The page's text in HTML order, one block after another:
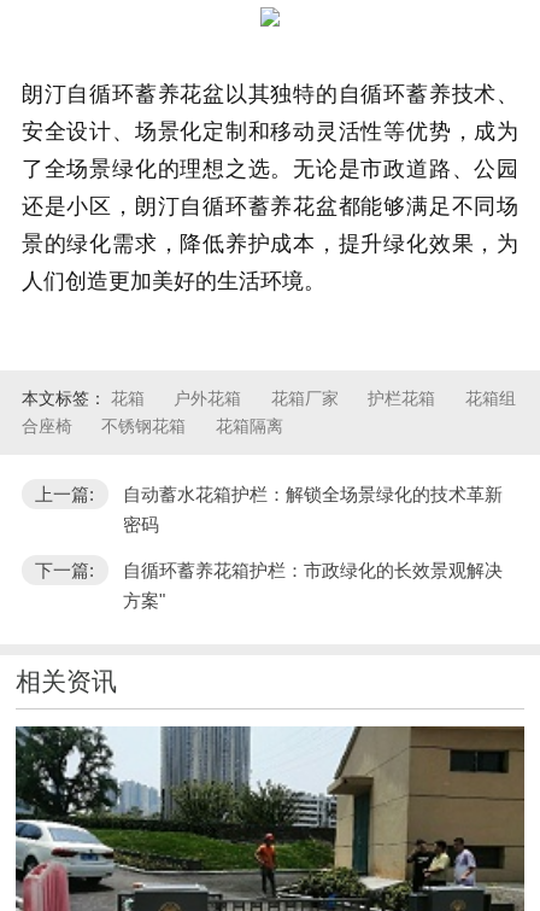
朗汀自循环蓄养花盆以其独特的自循环蓄养技术、
安全设计、场景化定制和移动灵活性等优势，成为
了全场景绿化的理想之选。无论是市政道路、公园
还是小区，朗汀自循环蓄养花盆都能够满足不同场
景的绿化需求，降低养护成本，提升绿化效果，为
人们创造更加美好的生活环境。
本文标签： 花箱 户外花箱 花箱厂家 护栏花箱
花箱组
合座椅
不锈钢花箱 花箱隔离
上一篇:
自动蓄水花箱护栏：解锁全场景绿化的技术革新
密码
下一篇:
自循环蓄养花箱护栏：市政绿化的长效景观解决
方案"
相关资讯